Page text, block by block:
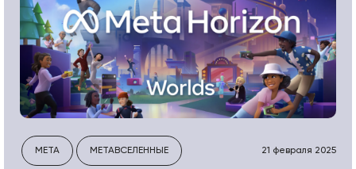
META МЕТАВСЕЛЕННЫЕ 21 февраля 2025